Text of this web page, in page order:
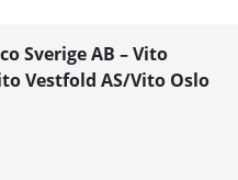
Sverige AB – Vito
Vestfold AS/Vito Oslo